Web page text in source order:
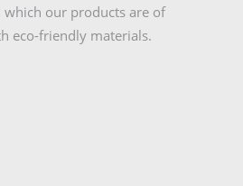
our products are of
eco-friendly materials.